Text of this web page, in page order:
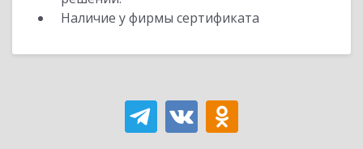
Наличие у фирмы сертификата